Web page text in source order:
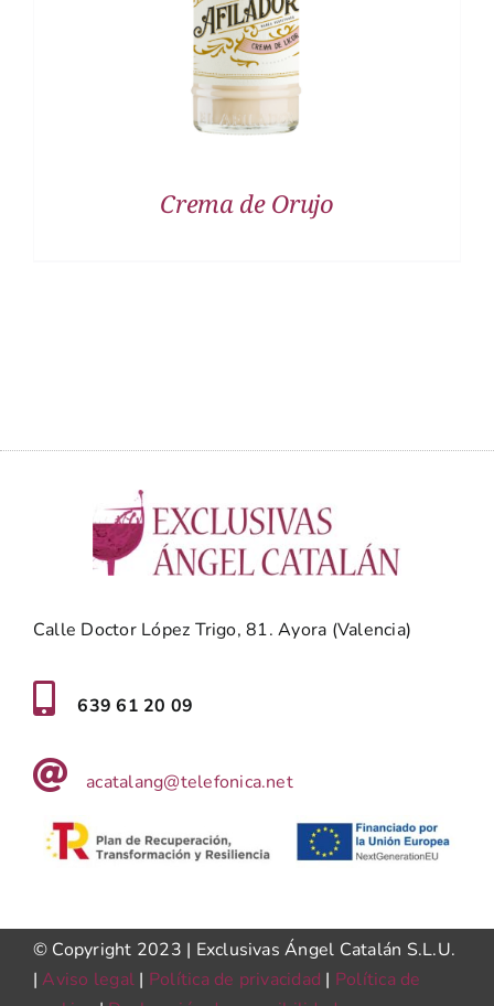
Crema de Orujo
Calle Doctor López Trigo, 81. Ayora (Valencia)
639 61 20 09
acatalang@telefonica.net
© Copyright 2023 | Exclusivas Ángel Catalán S.L.U.
|Aviso legal | Política de privacidad | Política de